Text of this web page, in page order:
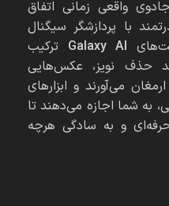
واقعی زمانی اتفاق
با پردازشگر سیگنال
Galaxy AI ترکیب
حذف نویز، عکس‌هایی
می‌آورند و ابزارهای
به شما اجازه می‌دهند تا
و به سادگی هرچه